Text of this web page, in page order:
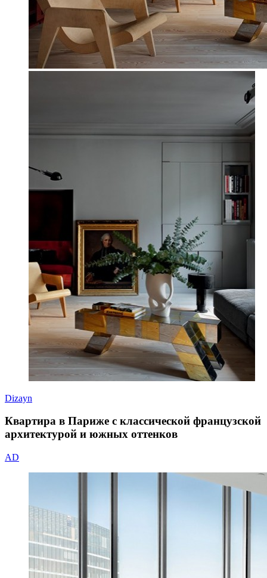
Dizayn
Квартира в Париже с классической французской
архитектурой и южных оттенков
AD